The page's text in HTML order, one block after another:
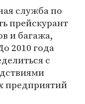
служба по
прейскурант
и багажа,
2010 года
с
предприятий